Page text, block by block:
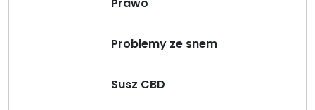
Problemy ze snem
Susz CBD